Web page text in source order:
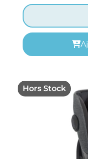
Hors Stock